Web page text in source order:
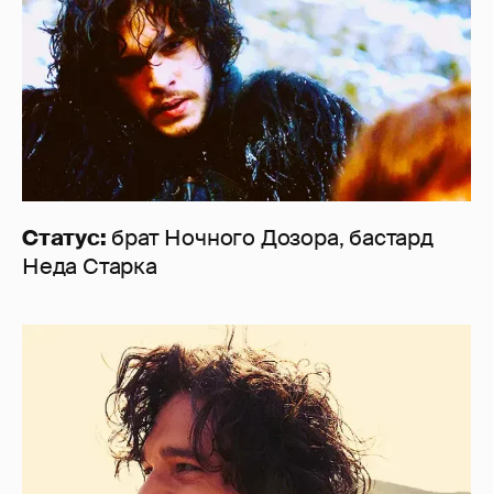
Статус: брат Ночного Дозора, бастард
Неда Старка